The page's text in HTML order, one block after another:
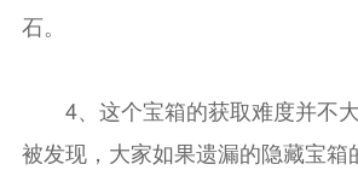
石。
4、这个宝箱的获取难度并不
被发现，大家如果遗漏的隐藏宝箱